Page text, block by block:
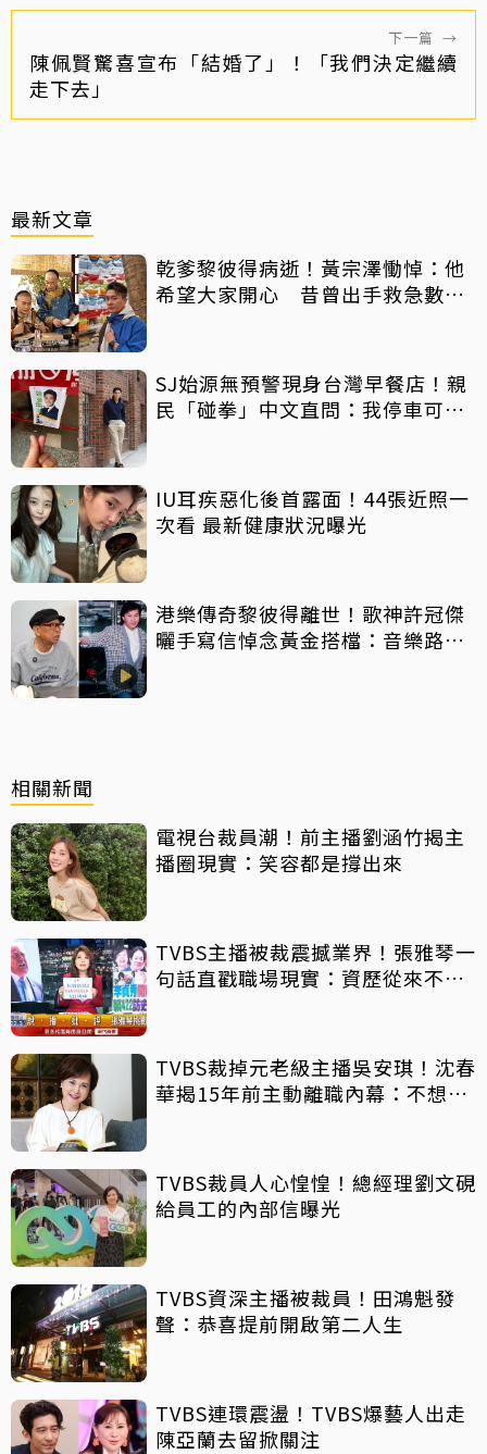
下一篇 →
陳佩賢驚喜宣布「結婚了」！「我們決定繼續
走下去」
最新文章
乾爹黎彼得病逝！黃宗澤慟悼：他
希望大家開心 昔曾出手救急數十
SJ始源無預警現身台灣早餐店！親
民「碰拳」中文直問：我停車可以
IU耳疾惡化後首露面！44張近照一
次看 最新健康狀況曝光
港樂傳奇黎彼得離世！歌神許冠傑
曬手寫信悼念黃金搭檔：音樂路上
相關新聞
電視台裁員潮！前主播劉涵竹揭主
播圈現實：笑容都是撐出來
TVBS主播被裁震撼業界！張雅琴一
句話直戳職場現實：資歷從來不是
TVBS裁掉元老級主播吳安琪！沈春
華揭15年前主動離職內幕：不想被
TVBS裁員人心惶惶！總經理劉文硯
給員工的內部信曝光
TVBS資深主播被裁員！田鴻魁發
聲：恭喜提前開啟第二人生
TVBS連環震盪！TVBS爆藝人出走
陳亞蘭去留掀關注